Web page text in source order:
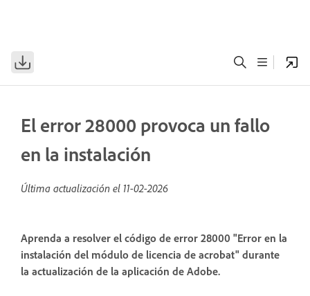
El error 28000 provoca un fallo
en la instalación
Última actualización el 11-02-2026
Aprenda a resolver el código de error 28000 "Error en la
instalación del módulo de licencia de acrobat" durante
la actualización de la aplicación de Adobe.